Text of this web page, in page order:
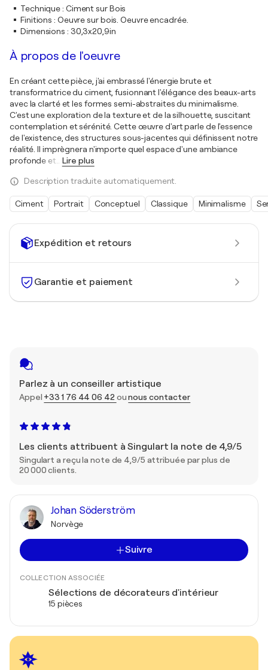
Expédition et retours
Garantie et paiement
Parlez à un conseiller artistique
Appel +33 1 76 44 06 42 ounous contacter
Les clients attribuent à Singulart la note de 4,9/5
Singulart a reçu la note de 4,9/5 attribuée par plus de
20 000 clients.
Johan Söderström
Norvège
Suivre
COLLECTION ASSOCIÉE
Sélections de décorateurs d'intérieur
15 pièces
Technique: Ciment sur Bois
Finitions : Oeuvre sur bois. Oeuvre encadrée.
Dimensions : 30,3x20,9in
À propos de l'oeuvre
En créant cette pièce, j'ai embrassé l'énergie brute et
transformatrice du ciment, fusionnant l'élégance des beaux-arts
avec la clarté et les formes semi-abstraites du minimalisme.
C'est une exploration de la texture et de la silhouette, suscitant
contemplation et sérénité. Cette œuvre d'art parle de l'essence
de l'existence, des structures sous-jacentes qui définissent notre
réalité. Il imprègnera n'importe quel espace d'une ambiance
profonde et
Lire plus
Description traduite automatiquement.
Ciment Portrait Conceptuel Classique Minimalisme